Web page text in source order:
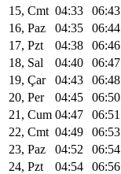
15, Cmt 04:33 06:43
16, Paz
04:35 06:44
17, Pzt
04:38 06:46
18, Sal
04:40 06:47
19, Çar
04:43 06:48
20, Per
04:45 06:50
21, Cum 04:47 06:51
22, Cmt 04:49 06:53
23, Paz
04:52 06:54
24, Pzt
04:54 06:56